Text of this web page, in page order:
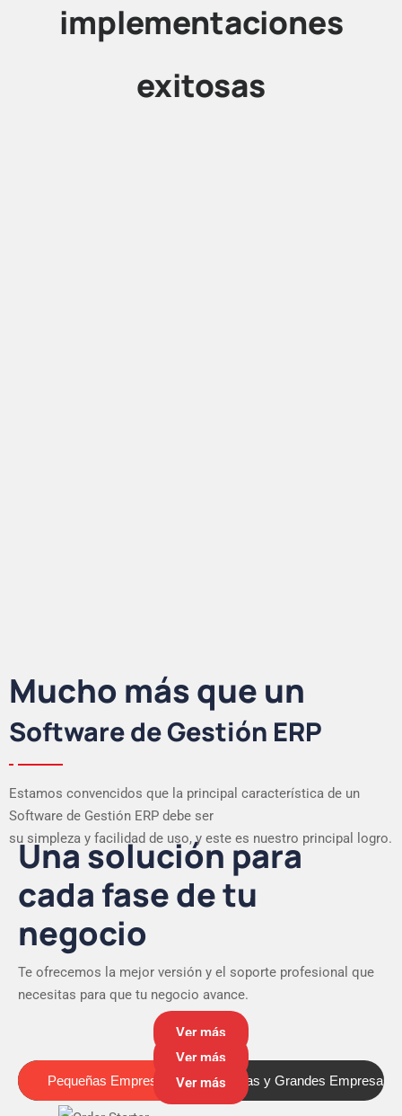
implementaciones
exitosas
Mucho más que un
Software de Gestión ERP
Estamos convencidos que la principal característica de un
Software de Gestión ERP debe ser
su simpleza y facilidad de uso, y este es nuestro principal logro.
Una solución para
cada fase de tu
negocio
Te ofrecemos la mejor versión y el soporte profesional que
necesitas para que tu negocio avance.
Pequeñas Empresas
Pequeñas Empresas Medianas y Grandes Empresas
Ver más
Ver más
Ver más